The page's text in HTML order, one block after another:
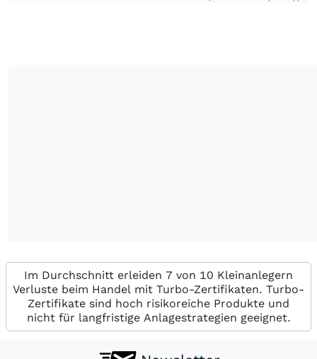
Im Durchschnitt erleiden 7 von 10 Kleinanlegern
Verluste beim Handel mit Turbo-Zertifikaten. Turbo-
Zertifikate sind hoch risikoreiche Produkte und
nicht für langfristige Anlagestrategien geeignet.